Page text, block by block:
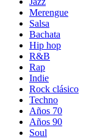
Merengue
Salsa
Bachata
Hip hop
R&B
Rap
Indie
Rock clásico
Techno
Años 70
Años 90
Soul